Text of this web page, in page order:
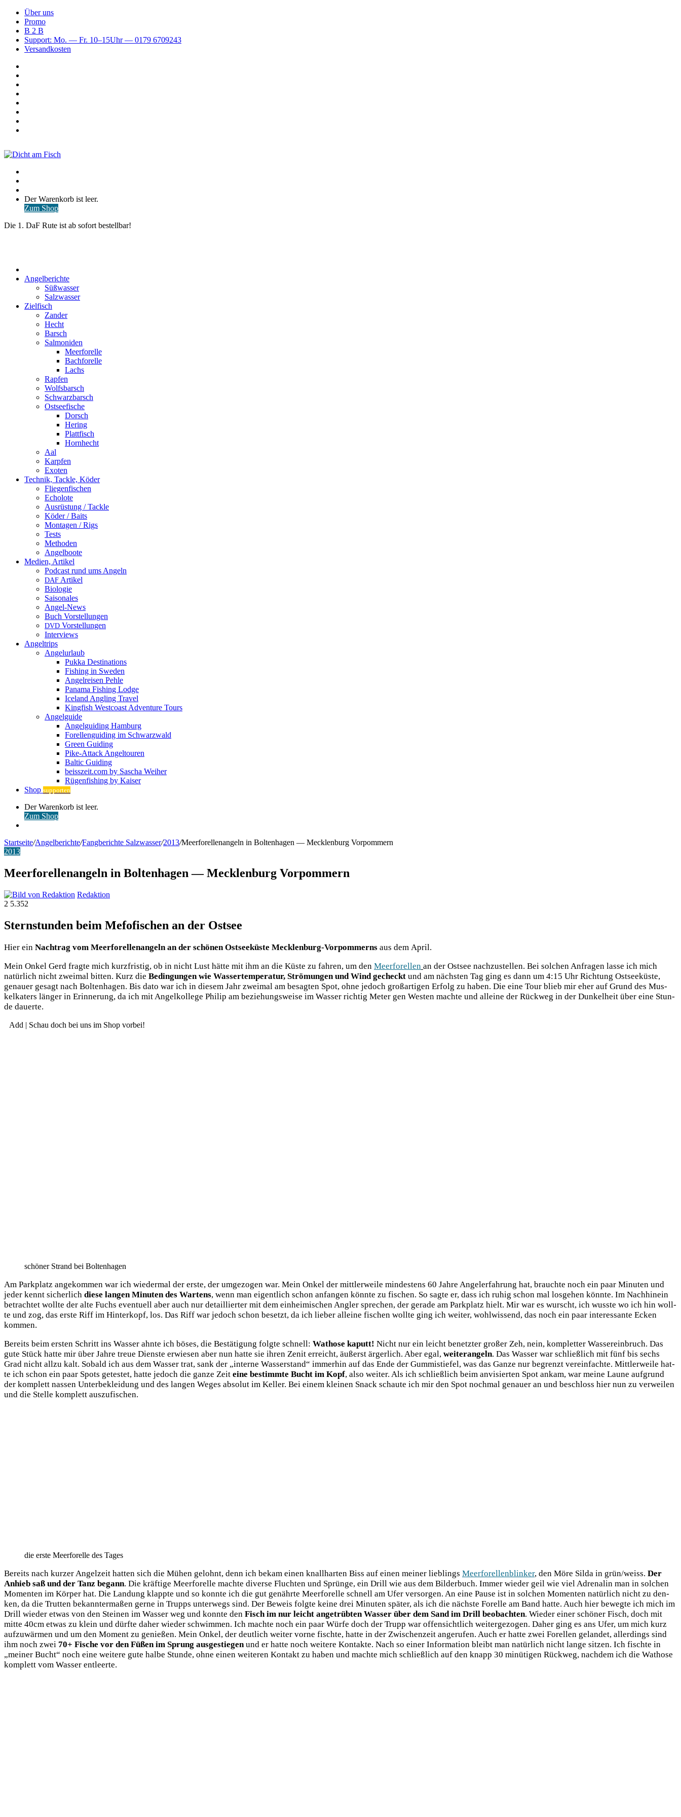
Über uns
Promo
B 2 B
Support: Mo. — Fr. 10–15Uhr — 0179 6709243
Versandkosten
Warenkorb
ansehen
Der Warenkorb ist leer.
Zum Shop
Die 1. DaF Rute ist ab sofort bestellbar!
Angelberichte
Süßwasser
Salzwasser
Zielfisch
Zander
Hecht
Barsch
Salmoniden
Meerforelle
Bachforelle
Lachs
Rapfen
Wolfsbarsch
Schwarzbarsch
Ostseefische
Dorsch
Hering
Plattfisch
Hornhecht
Aal
Karpfen
Exoten
Technik, Tackle, Köder
Fliegenfischen
Echolote
Ausrüstung / Tackle
Köder / Baits
Montagen / Rigs
Tests
Methoden
Angelboote
Medien, Artikel
Podcast rund ums Angeln
DAF Artikel
Biologie
Saisonales
Angel-News
Buch Vorstellungen
DVD Vorstellungen
Interviews
Angeltrips
Angelurlaub
Pukka Destinations
Fishing in Sweden
Angelreisen Pehle
Panama Fishing Lodge
Iceland Angling Travel
Kingfish Westcoast Adventure Tours
Angelguide
Angelguiding Hamburg
Forellenguiding im Schwarzwald
Green Guiding
Pike-Attack Angeltouren
Baltic Guiding
beisszeit.com by Sascha Weiher
Rügenfishing by Kaiser
Shop supporten
Warenkorb
ansehen
Der Warenkorb ist leer.
Zum Shop
Startseite/Angelberichte/Fangberichte Salzwasser/2013/Meerforellenangeln in Boltenhagen — Mecklenburg Vorpommern
2013
Meerforellenangeln in Boltenhagen — Mecklenburg Vorpommern
Redaktion
2 5.352
Sternstunden beim Mefofischen an der Ostsee
Hier ein Nach­trag vom Meer­fo­rel­len­an­geln an der schö­nen Ost­see­küs­te Meck­len­burg-Vor­pom­merns aus dem April.
Mein Onkel Gerd frag­te mich kurz­fris­tig, ob in nicht Lust hät­te mit ihm an die Küs­te zu fah­ren, um den Meer­fo­rel­len an der Ost­see nach­zu­stel­len. Bei sol­chen Anfra­gen las­se ich mich
natür­lich nicht zwei­mal bit­ten. Kurz die Bedin­gun­gen wie Was­ser­tem­pe­ra­tur, Strö­mun­gen und Wind gecheckt und am nächs­ten Tag ging es dann um 4:15 Uhr Rich­tung Ost­see­küs­te,
genau­er gesagt nach Bol­ten­ha­gen. Bis dato war ich in die­sem Jahr zwei­mal am besag­ten Spot, ohne jedoch groß­ar­ti­gen Erfolg zu haben. Die eine Tour blieb mir eher auf Grund des Mus­
kel­ka­ters län­ger in Erin­ne­rung, da ich mit Angel­kol­le­ge Phil­ip am bezie­hungs­wei­se im Was­ser rich­tig Meter gen Wes­ten mach­te und allei­ne der Rück­weg in der Dun­kel­heit über eine Stun­
de dauerte.
Add | Schau doch bei uns im Shop vorbei!
schö­ner Strand bei Boltenhagen
Am Park­platz ange­kom­men war ich wie­der­mal der ers­te, der umge­zo­gen war. Mein Onkel der mitt­ler­wei­le min­des­tens 60 Jah­re Angel­erfah­rung hat, brauch­te noch ein paar Minu­ten und
jeder kennt sicher­lich die­se lan­gen Minu­ten des War­tens, wenn man eigent­lich schon anfan­gen könn­te zu fischen. So sag­te er, dass ich ruhig schon mal los­ge­hen könn­te. Im Nach­hin­ein
betrach­tet woll­te der alte Fuchs even­tu­ell aber auch nur detail­lier­ter mit dem ein­hei­mi­schen Ang­ler spre­chen, der gera­de am Park­platz hielt. Mir war es wurscht, ich wuss­te wo ich hin woll­
te und zog, das ers­te Riff im Hin­ter­kopf, los. Das Riff war jedoch schon besetzt, da ich lie­ber allei­ne fischen woll­te ging ich wei­ter, wohl­wis­send, das noch ein paar inter­es­san­te Ecken
kommen.
Bereits beim ers­ten Schritt ins Was­ser ahn­te ich böses, die Bestä­ti­gung folg­te schnell: Wat­ho­se kaputt! Nicht nur ein leicht benetz­ter gro­ßer Zeh, nein, kom­plet­ter Was­ser­ein­bruch. Das
gute Stück hat­te mir über Jah­re treue Diens­te erwie­sen aber nun hat­te sie ihren Zenit erreicht, äußerst ärger­lich. Aber egal, wei­ter­an­geln. Das Was­ser war schließ­lich mit fünf bis sechs
Grad nicht all­zu kalt. Sobald ich aus dem Was­ser trat, sank der „inter­ne Was­ser­stand“ immer­hin auf das Ende der Gum­mi­stie­fel, was das Gan­ze nur begrenzt ver­ein­fach­te. Mitt­ler­wei­le hat­
te ich schon ein paar Spots getes­tet, hat­te jedoch die gan­ze Zeit eine bestimm­te Bucht im Kopf, also wei­ter. Als ich schließ­lich beim anvi­sier­ten Spot ankam, war mei­ne Lau­ne auf­grund
der kom­plett nas­sen Unter­be­klei­dung und des lan­gen Weges abso­lut im Kel­ler. Bei einem klei­nen Snack schau­te ich mir den Spot noch­mal genau­er an und beschloss hier nun zu ver­wei­len
und die Stel­le kom­plett auszufischen.
die ers­te Meer­fo­rel­le des Tages
Bereits nach kur­zer Angel­zeit hat­ten sich die Mühen gelohnt, denn ich bekam einen knall­har­ten Biss auf einen mei­ner lieb­lings Meer­fo­rel­len­blin­ker, den Möre Sil­da in grün/weiss. Der
Anhieb saß und der Tanz begann. Die kräf­ti­ge Meer­fo­rel­le mach­te diver­se Fluch­ten und Sprün­ge, ein Drill wie aus dem Bil­der­buch. Immer wie­der geil wie viel Adre­na­lin man in sol­chen
Momen­ten im Kör­per hat. Die Lan­dung klapp­te und so konn­te ich die gut genähr­te Meer­fo­rel­le schnell am Ufer ver­sor­gen. An eine Pau­se ist in sol­chen Momen­ten natür­lich nicht zu den­
ken, da die Trut­ten bekann­ter­ma­ßen ger­ne in Trupps unter­wegs sind. Der Beweis folg­te kei­ne drei Minu­ten spä­ter, als ich die nächs­te Forel­le am Band hat­te. Auch hier beweg­te ich mich im
Drill wie­der etwas von den Stei­nen im Was­ser weg und konn­te den Fisch im nur leicht ange­trüb­ten Was­ser über dem Sand im Drill beob­ach­ten. Wie­der einer schö­ner Fisch, doch mit
mit­te 40cm etwas zu klein und dürf­te daher wie­der schwim­men. Ich mach­te noch ein paar Wür­fe doch der Trupp war offen­sicht­lich wei­ter­ge­zo­gen. Daher ging es ans Ufer, um mich kurz
auf­zu­wär­men und um den Moment zu genie­ßen. Mein Onkel, der deut­lich wei­ter vor­ne fisch­te, hat­te in der Zwi­schen­zeit ange­ru­fen. Auch er hat­te zwei Forel­len gelan­det, aller­dings sind
ihm noch zwei 70+ Fische vor den Füßen im Sprung aus­ge­stie­gen und er hat­te noch wei­te­re Kon­tak­te. Nach so einer Infor­ma­ti­on bleibt man natür­lich nicht lan­ge sit­zen. Ich fisch­te in
„mei­ner Bucht“ noch eine wei­te­re gute hal­be Stun­de, ohne einen wei­te­ren Kon­takt zu haben und mach­te mich schließ­lich auf den knapp 30 minü­ti­gen Rück­weg, nach­dem ich die Wat­ho­se
kom­plett vom Was­ser entleerte.